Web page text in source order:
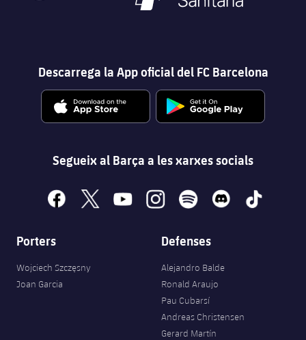
Descarrega la App oficial del FC Barcelona
Segueix al Barça a les xarxes socials
facebook
x youtubeinstagramspotify discord tiktok
Porters
Wojciech Szczęsny
Joan Garcia
Defenses
Alejandro Balde
Ronald Araujo
Pau Cubarsí
Andreas Christensen
Gerard Martín